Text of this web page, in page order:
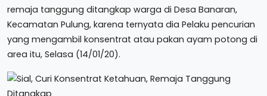
remaja tanggung ditangkap warga di Desa Banaran,
Kecamatan Pulung, karena ternyata dia Pelaku pencurian
yang mengambil konsentrat atau pakan ayam potong di
area itu, Selasa (14/01/20).